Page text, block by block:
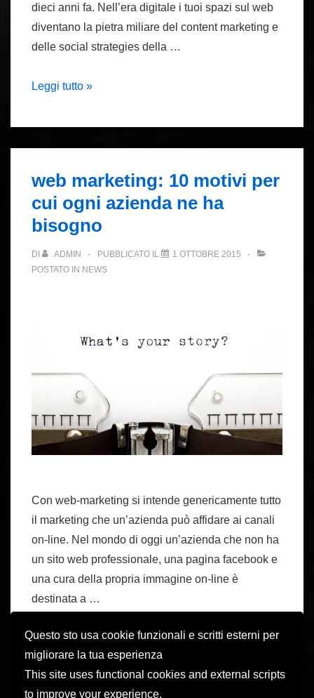
Questo sto usa cookie funzionali e scritti esterni per
migliorare la tua esperienza
This site uses functional cookies and external scripts
to improve your experience.
dieci anni fa. Nell’era digitale i tuoi spazi sul web
diventano la pietra miliare del content marketing e
delle social strategies della …
Siti
e
Leggi tutto »
web marketing: 10 motivi per
cui ogni azienda ne ha
bisogno
DI ADMIN PUBBLICATO IL
1 OTTOBRE 2015
POSTATO IN NEWS
Con web-marketing si intende genericamente tutto
il marketing che un’azienda può affidare ai canali
on-line. Nel mondo di oggi un’azienda che non ha
un sito web professionale, una pagina facebook e
una cura della propria immagine on-line è
destinata a …
web
marketing:
10
Leggi tutto »